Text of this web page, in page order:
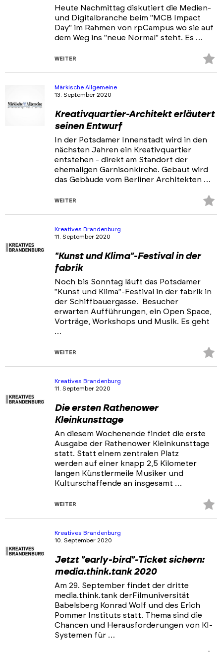
Heute Nachmittag diskutiert die Medien-
und Digitalbranche beim "MCB Impact
Day" im Rahmen von rpCampus wo sie auf
dem Weg ins "neue Normal" steht. Es …
WEITER
Märkische Allgemeine
13. September 2020
Kreativquartier-Architekt erläutert
seinen Entwurf
In der Potsdamer Innenstadt wird in den
nächsten Jahren ein Kreativquartier
entstehen - direkt am Standort der
ehemaligen Garnisonkirche. Gebaut wird
das Gebäude vom Berliner Architekten …
WEITER
Kreatives Brandenburg
11. September 2020
"Kunst und Klima"-Festival in der
fabrik
Noch bis Sonntag läuft das Potsdamer
"Kunst und Klima"-Festival in der fabrik in
der Schiffbauergasse. Besucher
erwarten Aufführungen, ein Open Space,
Vorträge, Workshops und Musik. Es geht
…
WEITER
Kreatives Brandenburg
11. September 2020
Die ersten Rathenower
Kleinkunsttage
An diesem Wochenende findet die erste
Ausgabe der Rathenower Kleinkunsttage
statt. Statt einem zentralen Platz
werden auf einer knapp 2,5 Kilometer
langen Künstlermeile Musiker und
Kulturschaffende an insgesamt …
WEITER
Kreatives Brandenburg
10. September 2020
Jetzt "early-bird"-Ticket sichern:
media.think.tank 2020
Am 29. September findet der dritte
media.think.tank derFilmuniversität
Babelsberg Konrad Wolf und des Erich
Pommer Instituts statt. Thema sind die
Chancen und Herausforderungen von KI-
Systemen für …